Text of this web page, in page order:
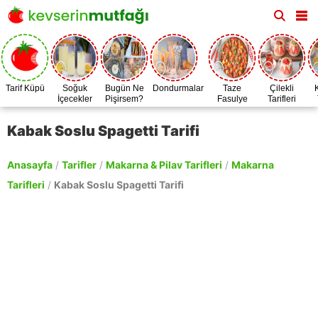
Tarif Küpü
Soğuk
İçecekler
Bugün Ne
Pişirsem?
Dondurmalar
Taze
Fasulye
Zamanı
Çilekli
Tarifleri
Kabak Soslu Spagetti Tarifi
Anasayfa / Tarifler / Makarna & Pilav Tarifleri / Makarna
Tarifleri / Kabak Soslu Spagetti Tarifi